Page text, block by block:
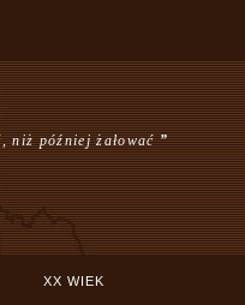
niż później żałować”
XX WIEK